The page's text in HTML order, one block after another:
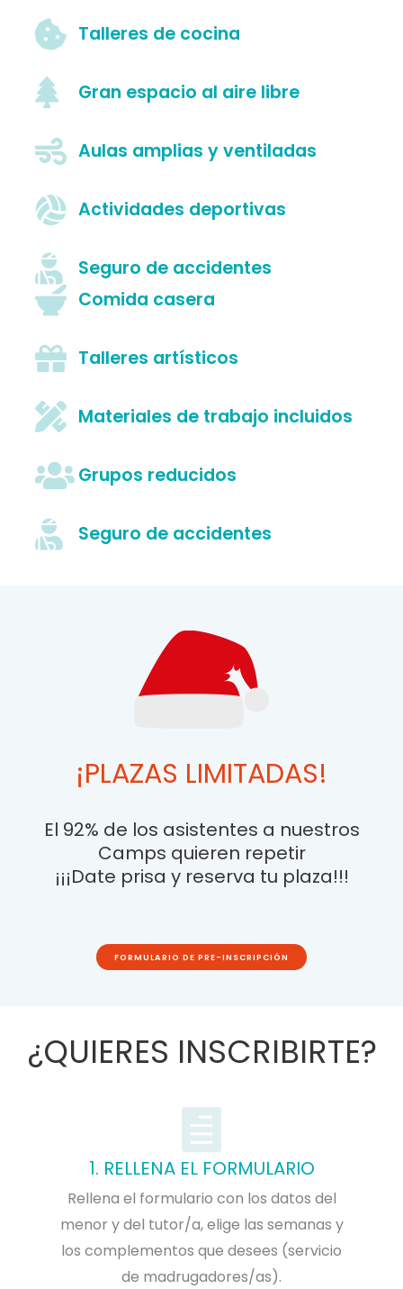
Talleres de cocina
Gran espacio al aire libre
Aulas amplias y ventiladas
Actividades deportivas
Seguro de accidentes
Comida casera
Talleres artísticos
Materiales de trabajo incluidos
Grupos reducidos
Seguro de accidentes
¡PLAZAS LIMITADAS!
El 92% de los asistentes a nuestros
Camps quieren repetir
¡¡¡Date prisa y reserva tu plaza!!!
FORMULARIO DE PRE-INSCRIPCIÓN
¿QUIERES INSCRIBIRTE?
1. RELLENA EL FORMULARIO
Rellena el formulario con los datos del
menor y del tutor/a, elige las semanas y
los complementos que desees (servicio
de madrugadores/as).